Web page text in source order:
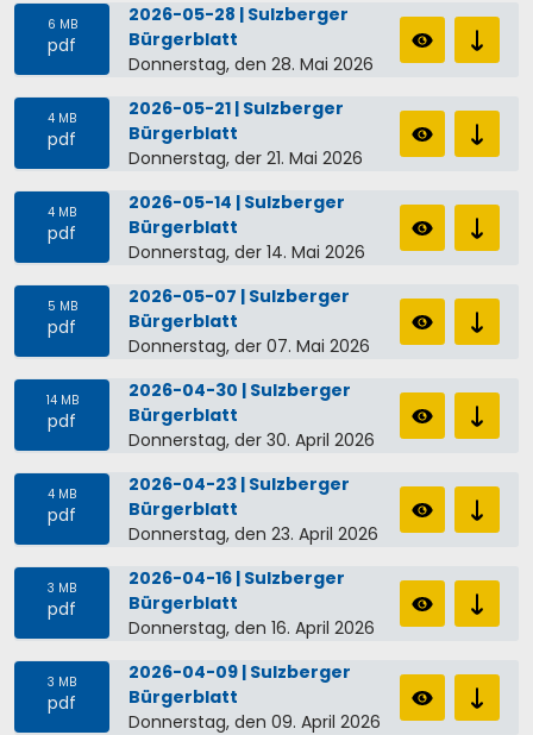
6 MB
pdf
2026-05-28 | Sulzberger
Bürgerblatt
Donnerstag, den 28. Mai 2026
4 MB
pdf
2026-05-21 | Sulzberger
Bürgerblatt
Donnerstag, der 21. Mai 2026
4 MB
pdf
2026-05-14 | Sulzberger
Bürgerblatt
Donnerstag, der 14. Mai 2026
5 MB
pdf
2026-05-07 | Sulzberger
Bürgerblatt
Donnerstag, der 07. Mai 2026
14 MB
pdf
2026-04-30 | Sulzberger
Bürgerblatt
Donnerstag, der 30. April 2026
4 MB
pdf
2026-04-23 | Sulzberger
Bürgerblatt
Donnerstag, den 23. April 2026
3 MB
pdf
2026-04-16 | Sulzberger
Bürgerblatt
Donnerstag, den 16. April 2026
3 MB
pdf
2026-04-09 | Sulzberger
Bürgerblatt
Donnerstag, den 09. April 2026